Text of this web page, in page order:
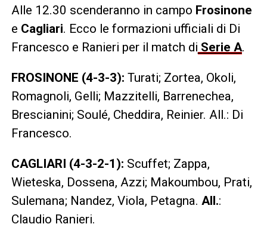
Alle 12.30 scenderanno in campo Frosinone
e Cagliari. Ecco le formazioni ufficiali di Di
Francesco e Ranieri per il match di Serie A.
FROSINONE (4-3-3): Turati; Zortea, Okoli,
Romagnoli, Gelli; Mazzitelli, Barrenechea,
Brescianini; Soulé, Cheddira, Reinier. All.: Di
Francesco.
CAGLIARI (4-3-2-1): Scuffet; Zappa,
Wieteska, Dossena, Azzi; Makoumbou, Prati,
Sulemana; Nandez, Viola, Petagna. All.:
Claudio Ranieri.